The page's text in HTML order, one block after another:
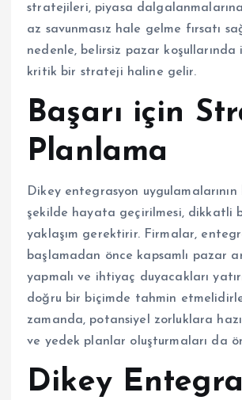
stratejileri, piyasa
az savunmasız hale gelme fırsatı
nedenle, belirsiz pazar koşullarında
kritik bir strateji haline gelir.
Başarı için
Planlama
Dikey entegrasyon uygulamalarının
şekilde hayata geçirilmesi, dikkatli
yaklaşım gerektirir. Firmalar,
başlamadan önce kapsamlı pazar
yapmalı ve ihtiyaç duyacakları
doğru bir biçimde tahmin
zamanda, potansiyel zorluklara
ve yedek planlar oluşturmaları da
Dikey